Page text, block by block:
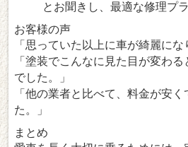
とお聞きし、最適な修理プ
お客様の声
「思っていた以上に車が綺麗にな
「塗装でこんなに見た目が変わ
でした。」
「他の業者と比べて、料金が安
た。」
まとめ